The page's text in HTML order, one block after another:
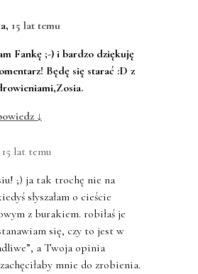
, 15 lat temu
Fankę ;-) i bardzo dziękuję
Będę się starać :D z
↓
15 lat temu
;) ja tak trochę nie na
słyszałam o cieście
z burakiem. robiłaś je
się, czy to jest w
a Twoja opinia
mnie do zrobienia.